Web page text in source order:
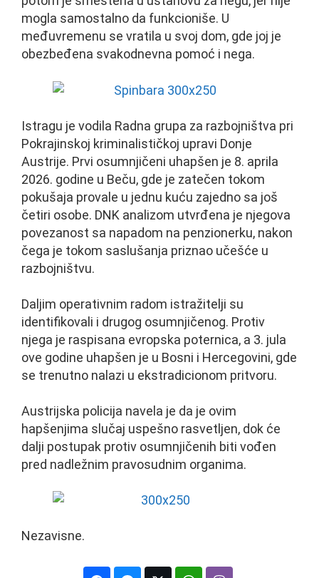
mogla samostalno da funkcioniše. U
međuvremenu se vratila u svoj dom, gde joj je
obezbeđena svakodnevna pomoć i nega.
Istragu je vodila Radna grupa za razbojništva pri
Pokrajinskoj kriminalističkoj upravi Donje
Austrije. Prvi osumnjičeni uhapšen je 8. aprila
2026. godine u Beču, gde je zatečen tokom
pokušaja provale u jednu kuću zajedno sa još
četiri osobe. DNK analizom utvrđena je njegova
povezanost sa napadom na penzionerku, nakon
čega je tokom saslušanja priznao učešće u
razbojništvu.
Daljim operativnim radom istražitelji su
identifikovali i drugog osumnjičenog. Protiv
njega je raspisana evropska poternica, a 3. jula
ove godine uhapšen je u Bosni i Hercegovini, gde
se trenutno nalazi u ekstradicionom pritvoru.
Austrijska policija navela je da je ovim
hapšenjima slučaj uspešno rasvetljen, dok će
dalji postupak protiv osumnjičenih biti vođen
pred nadležnim pravosudnim organima.
Nezavisne.